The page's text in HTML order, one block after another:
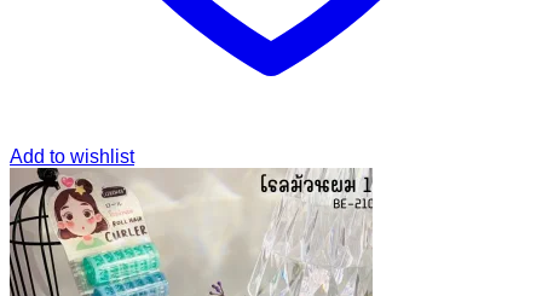
Add to wishlist